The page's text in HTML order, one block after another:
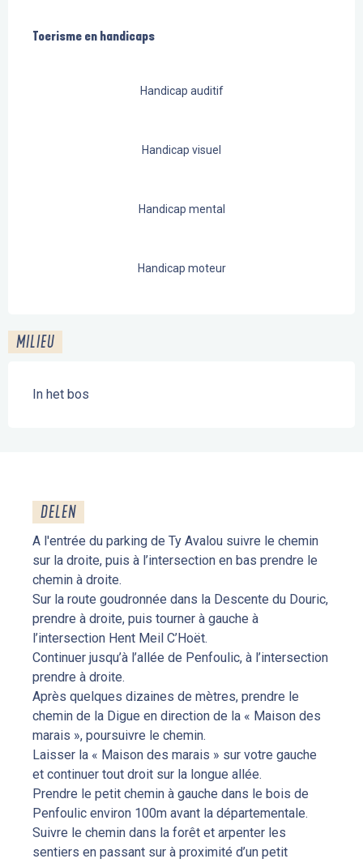
Toerisme en handicaps
Toerisme en handicaps
Handicap auditif
Handicap visuel
Handicap mental
Handicap moteur
MILIEU
In het bos
DELEN
A l'entrée du parking de Ty Avalou suivre le chemin
sur la droite, puis à l’intersection en bas prendre le
chemin à droite.
Sur la route goudronnée dans la Descente du Douric,
prendre à droite, puis tourner à gauche à
l’intersection Hent Meil C’Hoët.
Continuer jusqu’à l’allée de Penfoulic, à l’intersection
prendre à droite.
Après quelques dizaines de mètres, prendre le
chemin de la Digue en direction de la « Maison des
marais », poursuivre le chemin.
Laisser la « Maison des marais » sur votre gauche
et continuer tout droit sur la longue allée.
Prendre le petit chemin à gauche dans le bois de
Penfoulic environ 100m avant la départementale.
Suivre le chemin dans la forêt et arpenter les
sentiers en passant sur à proximité d’un petit